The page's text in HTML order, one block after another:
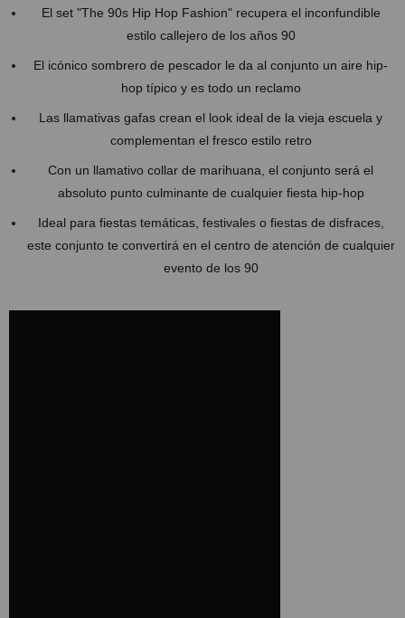
El set "The 90s Hip Hop Fashion" recupera el inconfundible
estilo callejero de los años 90
El icónico sombrero de pescador le da al conjunto un aire hip-
hop típico y es todo un reclamo
Las llamativas gafas crean el look ideal de la vieja escuela y
complementan el fresco estilo retro
Con un llamativo collar de marihuana, el conjunto será el
absoluto punto culminante de cualquier fiesta hip-hop
Ideal para fiestas temáticas, festivales o fiestas de disfraces,
este conjunto te convertirá en el centro de atención de cualquier
evento de los 90